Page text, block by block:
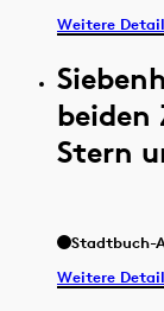
Weitere
beiden
Stern
Stadtbuch-
Weitere